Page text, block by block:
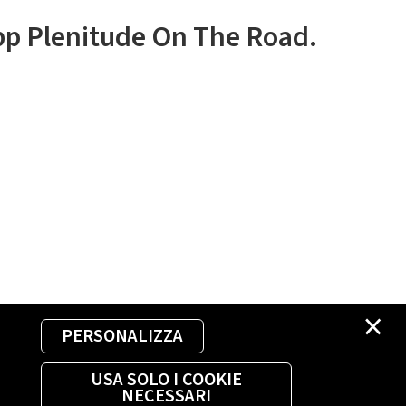
×
PERSONALIZZA
USA SOLO I COOKIE
NECESSARI
Plenitude On The Road.